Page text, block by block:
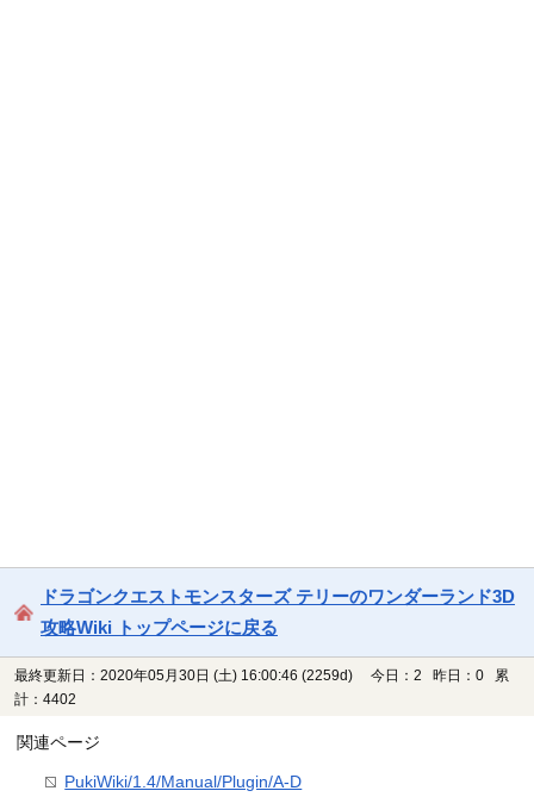
ドラゴンクエストモンスターズ テリーのワンダーランド3D
攻略Wiki トップページに戻る
最終更新日：2020年05月30日 (土) 16:00:46 (2259d)
今日：2 昨日：0 累
計：4402
関連ページ
PukiWiki/1.4/Manual/Plugin/A-D